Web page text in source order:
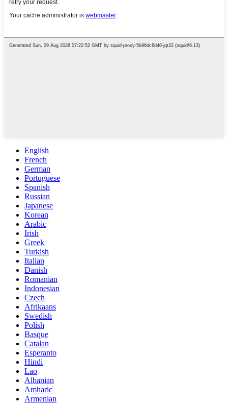
English
French
German
Portuguese
Spanish
Russian
Japanese
Korean
Arabic
Irish
Greek
Turkish
Italian
Danish
Romanian
Indonesian
Czech
Afrikaans
Swedish
Polish
Basque
Catalan
Esperanto
Hindi
Lao
Albanian
Amharic
Armenian